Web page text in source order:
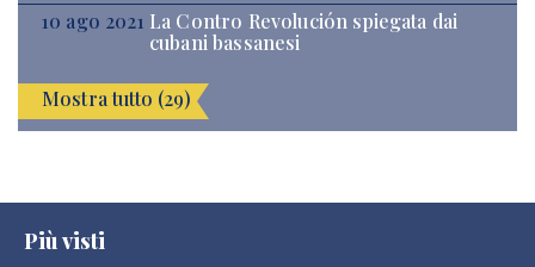
10 ago 2021 La Contro Revolución spiegata dai
cubani bassanesi
Mostra tutto (29)
Più visti